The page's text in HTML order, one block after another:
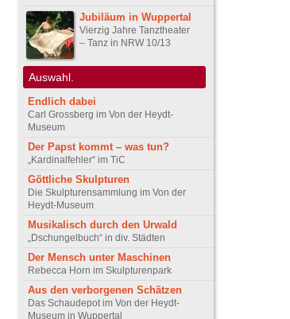
Jubiläum in Wuppertal
Vierzig Jahre Tanztheater
– Tanz in NRW 10/13
Auswahl.
Endlich dabei
Carl Grossberg im Von der Heydt-
Museum
Der Papst kommt – was tun?
„Kardinalfehler“ im TiC
Göttliche Skulpturen
Die Skulpturensammlung im Von der
Heydt-Museum
Musikalisch durch den Urwald
„Dschungelbuch“ in div. Städten
Der Mensch unter Maschinen
Rebecca Horn im Skulpturenpark
Aus den verborgenen Schätzen
Das Schaudepot im Von der Heydt-
Museum in Wuppertal